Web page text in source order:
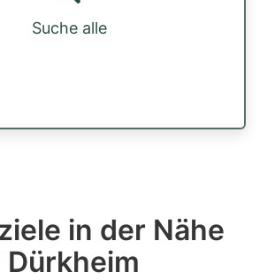
Suche alle
in der Nähe
Dürkheim